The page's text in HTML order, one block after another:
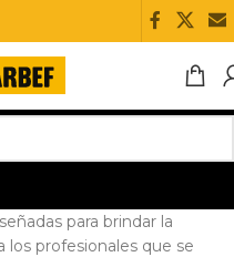
para brindar la
profesionales que se